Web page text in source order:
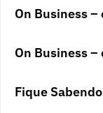
On Business
On Business
Fique